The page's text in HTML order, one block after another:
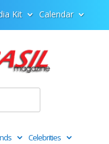
Kit Calendar
Celebrities